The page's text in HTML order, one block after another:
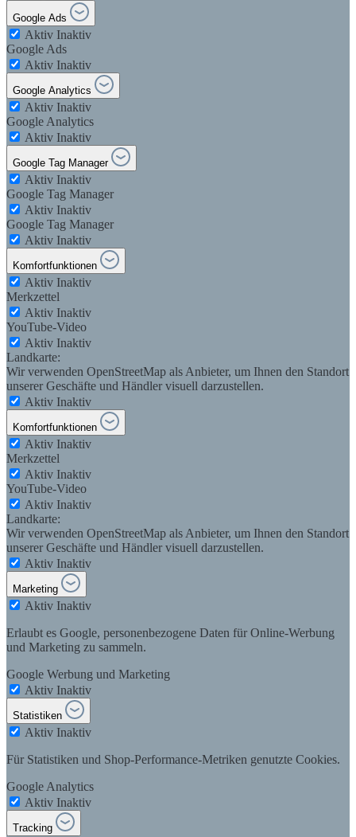
Google Ads
Aktiv Inaktiv
Google Ads
Aktiv Inaktiv
Google Analytics
Aktiv Inaktiv
Google Analytics
Aktiv Inaktiv
Google Tag Manager
Aktiv Inaktiv
Google Tag Manager
Aktiv Inaktiv
Google Tag Manager
Aktiv Inaktiv
Komfortfunktionen
Aktiv Inaktiv
Merkzettel
Aktiv Inaktiv
YouTube-Video
Aktiv Inaktiv
Landkarte:
Wir verwenden OpenStreetMap als Anbieter, um Ihnen den Standort
unserer Geschäfte und Händler visuell darzustellen.
Aktiv Inaktiv
Komfortfunktionen
Aktiv Inaktiv
Merkzettel
Aktiv Inaktiv
YouTube-Video
Aktiv Inaktiv
Landkarte:
Wir verwenden OpenStreetMap als Anbieter, um Ihnen den Standort
unserer Geschäfte und Händler visuell darzustellen.
Aktiv Inaktiv
Marketing
Aktiv Inaktiv
Erlaubt es Google, personenbezogene Daten für Online-Werbung
und Marketing zu sammeln.
Google Werbung und Marketing
Aktiv Inaktiv
Statistiken
Aktiv Inaktiv
Für Statistiken und Shop-Performance-Metriken genutzte Cookies.
Google Analytics
Aktiv Inaktiv
Tracking